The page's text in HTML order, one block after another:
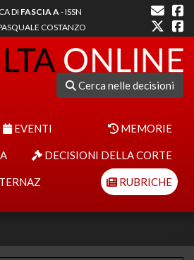
DI FASCIA A- ISSN
COSTANZO
Cerca nelle decisioni
EVENTI MEMORIE
DECISIONI DELLA CORTE
RUBRICHE